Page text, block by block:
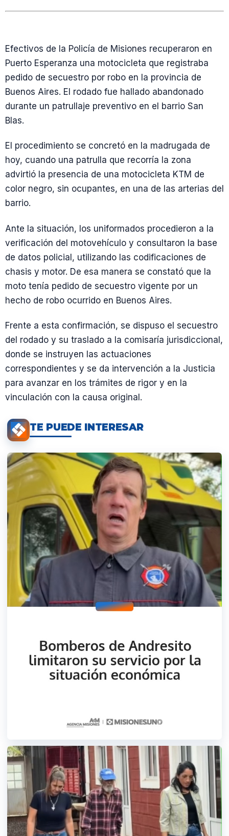
Efectivos de la Policía de Misiones recuperaron en
Puerto Esperanza una motocicleta que registraba
pedido de secuestro por robo en la provincia de
Buenos Aires. El rodado fue hallado abandonado
durante un patrullaje preventivo en el barrio San
Blas.
El procedimiento se concretó en la madrugada de
hoy, cuando una patrulla que recorría la zona
advirtió la presencia de una motocicleta KTM de
color negro, sin ocupantes, en una de las arterias del
barrio.
Ante la situación, los uniformados procedieron a la
verificación del motovehículo y consultaron la base
de datos policial, utilizando las codificaciones de
chasis y motor. De esa manera se constató que la
moto tenía pedido de secuestro vigente por un
hecho de robo ocurrido en Buenos Aires.
Frente a esta confirmación, se dispuso el secuestro
del rodado y su traslado a la comisaría jurisdiccional,
donde se instruyen las actuaciones
correspondientes y se da intervención a la Justicia
para avanzar en los trámites de rigor y en la
vinculación con la causa original.
TE PUEDE INTERESAR